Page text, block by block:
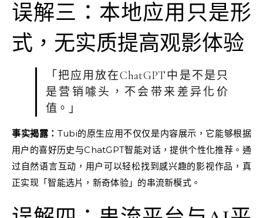
误解三：本地应用只是形
式，无实质提高观影体验
「把应用放在ChatGPT中是不是只
是营销噱头，不会带来差异化价
值。」
事实揭露： Tubi的原生应用不仅仅是内容展示，它能够根据
用户的喜好历史与ChatGPT智能对话，提供个性化推荐。通
过自然语言互动，用户可以轻松找到感兴趣的影视作品，真
正实现「智能选片，新奇体验」的串流新模式。